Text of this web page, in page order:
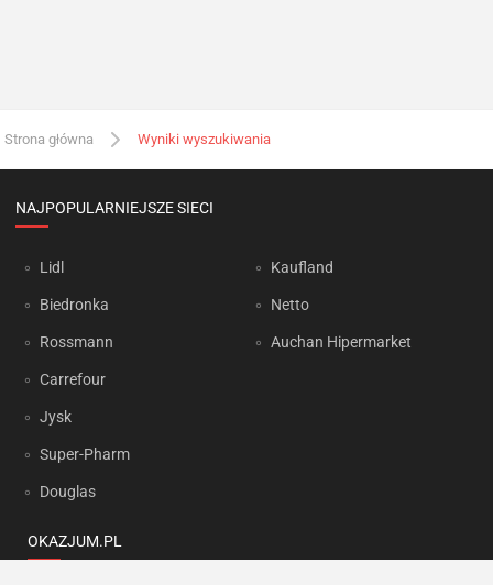
Strona główna Wyniki wyszukiwania
NAJPOPULARNIEJSZE SIECI
Lidl
Biedronka
Rossmann
Carrefour
Jysk
Super-Pharm
Douglas
Kaufland
Netto
Auchan Hipermarket
OKAZJUM.PL